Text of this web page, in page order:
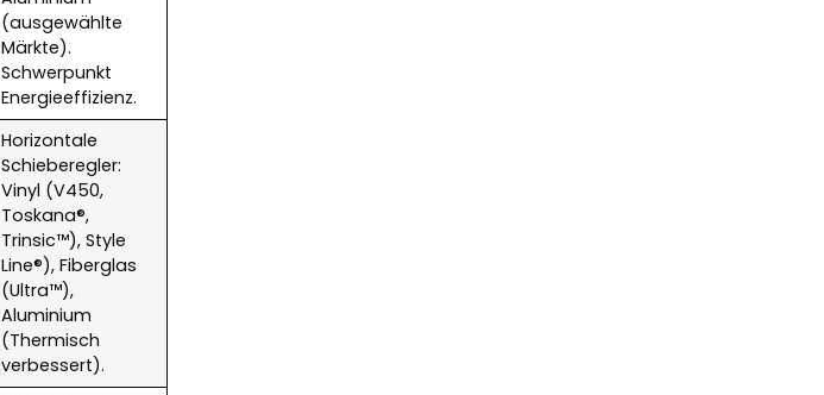
(ausgewählte
Märkte).
Schwerpunkt
Energieeffizienz.
Horizontale
Schieberegler:
Vinyl (V450,
Toskana®,
Trinsic™), Style
Line®), Fiberglas
(Ultra™),
Aluminium
(Thermisch
verbessert).